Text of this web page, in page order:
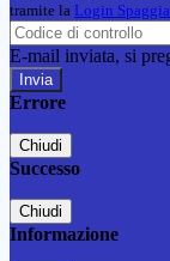
tramite la Login
E-mail inviata, si
Errore
Chiudi
Successo
Chiudi
Informazione